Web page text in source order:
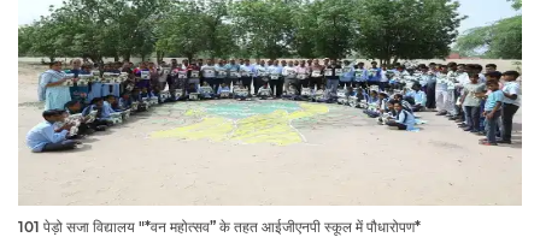
101 पेड़ो सजा विद्यालय "*वन महोत्सव” के तहत आईजीएनपी स्कूल में पौधारोपण*